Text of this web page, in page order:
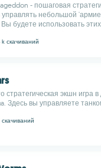
- пошаговая
управлять небольшой
будете использовать
k скачиваний
стратегическая экшн
Здесь вы управляете
скачиваний